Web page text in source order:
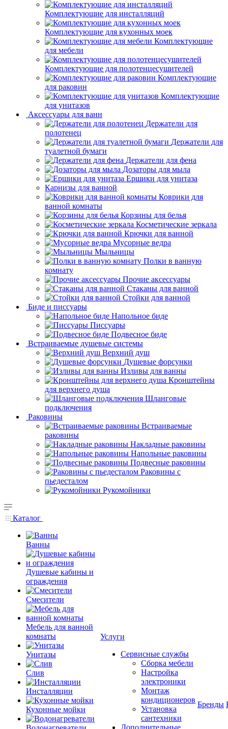
Комплектующие для инсталляций
Комплектующие для кухонных моек
Комплектующие
для мебели
Комплектующие для полотенцесушителей
Комплектующие
для раковин
Комплектующие
для унитазов
Аксессуары для ванн
Держатели для
полотенец
Держатели для
туалетной бумаги
Держатели для фена
Дозаторы для мыла
Ершики для унитаза
Карнизы для ванной
Коврики для
ванной комнаты
Корзины для белья
Косметические зеркала
Крючки для ванной
Мусорные ведра
Мыльницы
Полки в ванную
комнату
Прочие аксессуары
Стаканы для ванной
Стойки для ванной
Биде и писсуары
Напольное биде
Писсуары
Подвесное биде
Встраиваемые душевые системы
Верхний душ
Душевые форсунки
Изливы для ванны
Кронштейны
для верхнего душа
Шланговые
подключения
Раковины
Встраиваемые
раковины
Накладные раковины
Напольные раковины
Подвесные раковины
Раковины с
пьедесталом
Рукомойники
Каталог
Ванны
Душевые кабины и
ограждения
Смесители
Мебель для ванной
комнаты
Унитазы
Слив
Инсталляции
Кухонные мойки
Услуги
Сервисные службы
Сборка мебели
Настройка
электроники
Монтаж
кондиционеров
Установка
сантехники
Дополнительные
Бренды